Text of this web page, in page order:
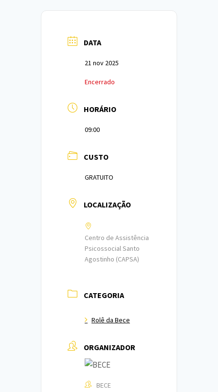
DATA
21 nov 2025
Encerrado
HORÁRIO
09:00
CUSTO
GRATUITO
LOCALIZAÇÃO
Centro de Assistência
Psicossocial Santo
Agostinho (CAPSA)
CATEGORIA
Rolê da Bece
ORGANIZADOR
BECE